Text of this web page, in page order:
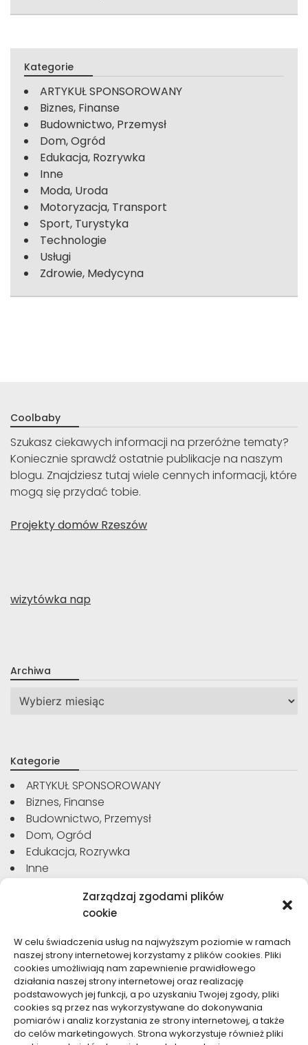
Zarządzaj zgodami plików
cookie
W celu świadczenia usług na najwyższym poziomie w ramach
naszej strony internetowej korzystamy z plików cookies. Pliki
cookies umożliwiają nam zapewnienie prawidłowego
działania naszej strony internetowej oraz realizację
podstawowych jej funkcji, a po uzyskaniu Twojej zgody, pliki
cookies są przez nas wykorzystywane do dokonywania
pomiarów i analiz korzystania ze strony internetowej, a także
do celów marketingowych. Strona wykorzystuje również pliki
Kategorie
ARTYKUŁ SPONSOROWANY
Biznes, Finanse
Budownictwo, Przemysł
Dom, Ogród
Edukacja, Rozrywka
Inne
Moda, Uroda
Motoryzacja, Transport
Sport, Turystyka
Technologie
Usługi
Zdrowie, Medycyna
Coolbaby
Szukasz ciekawych informacji na przeróżne tematy?
Koniecznie sprawdź ostatnie publikacje na naszym
blogu. Znajdziesz tutaj wiele cennych informacji, które
mogą się przydać tobie.
Projekty domów Rzeszów
wizytówka nap
Archiwa
Archiwa
Kategorie
ARTYKUŁ SPONSOROWANY
Biznes, Finanse
Budownictwo, Przemysł
Dom, Ogród
Edukacja, Rozrywka
Inne
Motoryzacja, Transport
Sport, Turystyka
Usługi
Zdrowie, Medycyna
Dolącz do nas